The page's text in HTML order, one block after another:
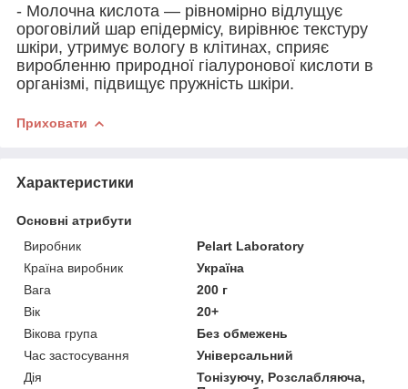
- Молочна кислота — рівномірно відлущує
ороговілий шар епідермісу, вирівнює текстуру
шкіри, утримує вологу в клітинах, сприяє
виробленню природної гіалуронової кислоти в
організмі, підвищує пружність шкіри.
Приховати
Характеристики
Основні атрибути
Виробник
Pelart Laboratory
Країна виробник
Україна
Вага
200 г
Вік
20+
Вікова група
Без обмежень
Час застосування
Універсальний
Дія
Тонізуючу, Розслабляюча,